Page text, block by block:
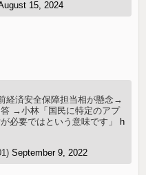
15, 2024
経済安全保障担当相が懸念→
→小林「国民に特定のアプ
必要ではという意味です」
h
September 9, 2022